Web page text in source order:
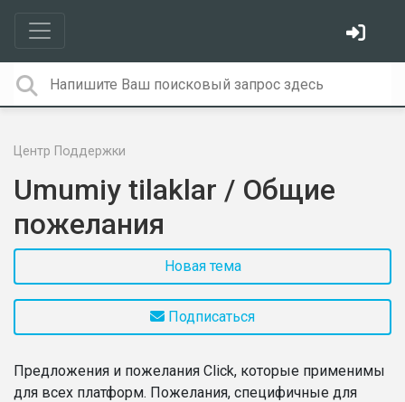
Центр Поддержки
Umumiy tilaklar / Общие
пожелания
Новая тема
Подписаться
Предложения и пожелания Click, которые применимы
для всех платформ. Пожелания, специфичные для